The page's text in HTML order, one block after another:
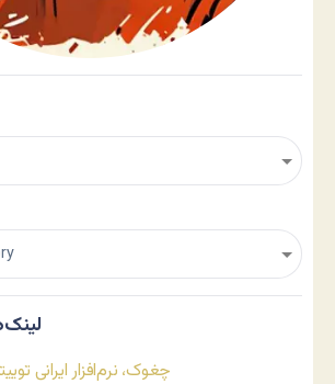
چغوک، نرم‌افزار ایرانی